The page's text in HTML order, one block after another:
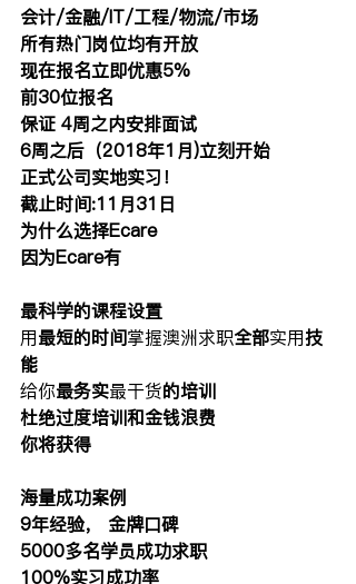
会计/金融/IT/工程/物流/市场
所有热门岗位均有开放
现在报名立即优惠5%
前30位报名
保证 4周之内安排面试
6周之后（2018年1月)立刻开始
正式公司实地实习！
截止时间:11月31日
为什么选择Ecare
因为Ecare有
最科学的课程设置
用最短的时间掌握澳洲求职全部实用技
能
给你最务实最干货的培训
杜绝过度培训和金钱浪费
你将获得
海量成功案例
9年经验， 金牌口碑
5000多名学员成功求职
100%实习成功率